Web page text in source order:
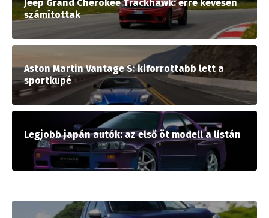
Jeep Grand Cherokee Trackhawk: erre kevesen
számítottak
Aston Martin Vantage S: kiforrottabb lett a
sportkupé
Legjobb japán autók: az első öt modell a listán